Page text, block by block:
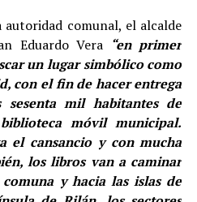
autoridad comunal, el alcalde
Eduardo Vera “en primer
un lugar simbólico como
con el fin de hacer entrega
mil habitantes de
móvil municipal.
el cansancio y con mucha
los libros van a caminar
y hacia las islas de